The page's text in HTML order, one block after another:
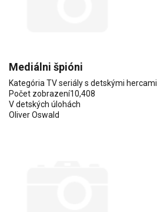
Mediálni špióni
Kategória TV seriály s detskými hercami
Počet zobrazení10,408
V detských úlohách
Oliver Oswald